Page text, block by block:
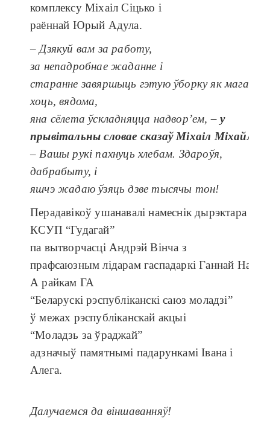
комплексу Міхаіл Сіцько і
раённай Юрый Адула.
– Дзякуй вам за работу,
за непадробнае жаданне і
старанне завяршыць гэтую ўборку як мага
хоць,вядома,
яна сёлета ўскладняцца надвор’ем,– у
прывітальны словае сказаў Міхаіл
– Вашы рукі пахнуць хлебам. Здароўя,
дабрабыту, і
яшчэ жадаю ўзяць дзве тысячы тон!
Перадавікоў ушанавалі намеснік дырэктара
КСУП “Гудагай”
па вытворчасці Андрэй Вінча з
прафсаюзным лідарам гаспадаркі Ганнай
А райкам ГА
“Беларускі рэспубліканскі саюз моладзі”
ў межах рэспубліканскай акцыі
“Моладзь за ўраджай”
адзначыў памятнымі падарункамі Івана і
Алега.
Далучаемся да віншаванняў!